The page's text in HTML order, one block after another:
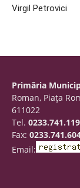
Virgil Petrovici
Primăria
Roman, Piaţa
611022
Tel.
Fax:
Email: